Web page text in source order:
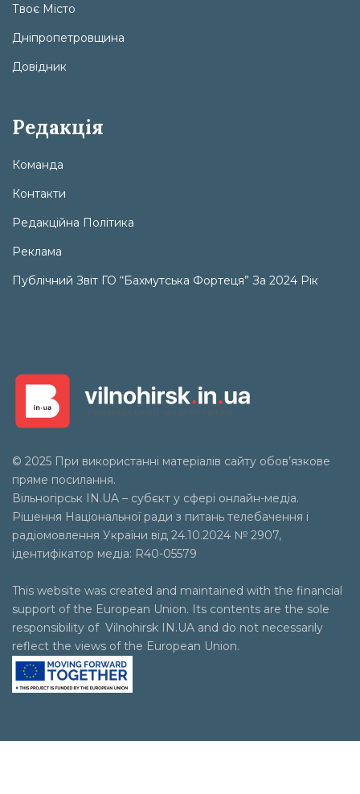
Твоє Місто
Дніпропетровщина
Довідник
Редакція
Команда
Контакти
Редакційна Політика
Реклама
Публічний Звіт ГО “Бахмутська Фортеця” За 2024 Рік
© 2025 При використанні матеріалів сайту обов’язкове
пряме посилання.
Вільногірськ
IN.UA – субєкт у сфері онлайн-медіа.
Рішення Національної ради з питань телебачення і
радіомовлення України від 24.10.2024 № 2907,
ідентифікатор медіа: R40-05579
This website was created and maintained with the financial
support of the European Union. Its contents are the sole
responsibility of Vilnohirsk IN.UA and do not necessarily
reflect the views of the European Union.